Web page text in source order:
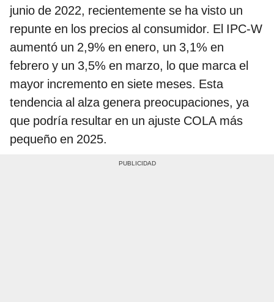
junio de 2022, recientemente se ha visto un
repunte en los precios al consumidor. El IPC-W
aumentó un 2,9% en enero, un 3,1% en
febrero y un 3,5% en marzo, lo que marca el
mayor incremento en siete meses. Esta
tendencia al alza genera preocupaciones, ya
que podría resultar en un ajuste COLA más
pequeño en 2025.